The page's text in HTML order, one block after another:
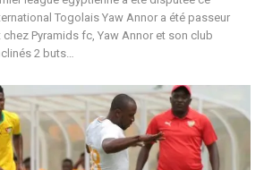
Togolais Yaw Annor a été passeur
chez Pyramids fc, Yaw Annor et son club
2 buts